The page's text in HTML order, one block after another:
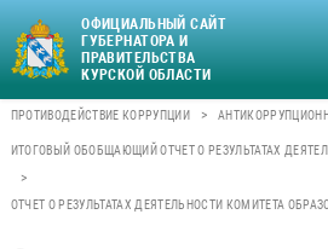
ОФИЦИАЛЬНЫЙ САЙТ
ГУБЕРНАТОРА И
ПРАВИТЕЛЬСТВА
КУРСКОЙ ОБЛАСТИ
ПРОТИВОДЕЙСТВИЕ КОРРУПЦИИ >
ИТОГОВЫЙ ОБОБЩАЮЩИЙ ОТЧЕТ О РЕЗУЛЬТАТАХ
>
ОТЧЕТ О РЕЗУЛЬТАТАХ ДЕЯТЕЛЬНОСТИ КОМИТЕТА